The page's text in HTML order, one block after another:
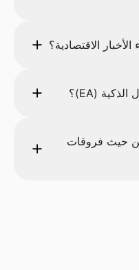
الاقتصادية؟
حيث فروقات